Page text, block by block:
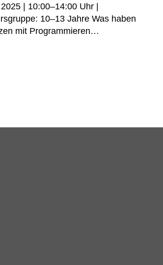
| 10:00–14:00 Uhr |
10–13 Jahre Was haben
mit Programmieren…